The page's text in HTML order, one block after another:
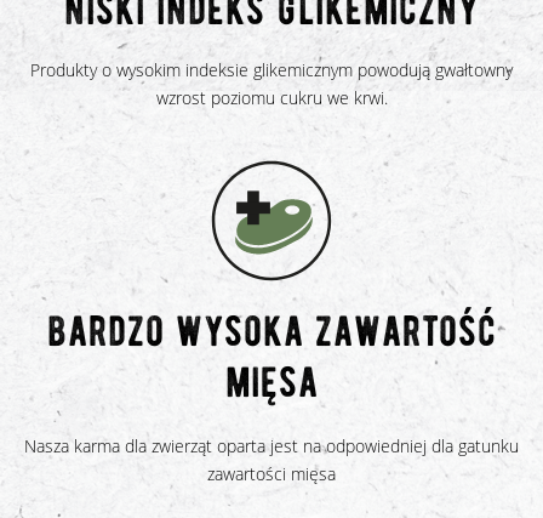
Produkty o wysokim indeksie glikemicznym powodują gwałtowny
wzrost poziomu cukru we krwi.
bardzo wysoka zawartość
mięsa
Nasza karma dla zwierząt oparta jest na odpowiedniej dla gatunku
zawartości mięsa